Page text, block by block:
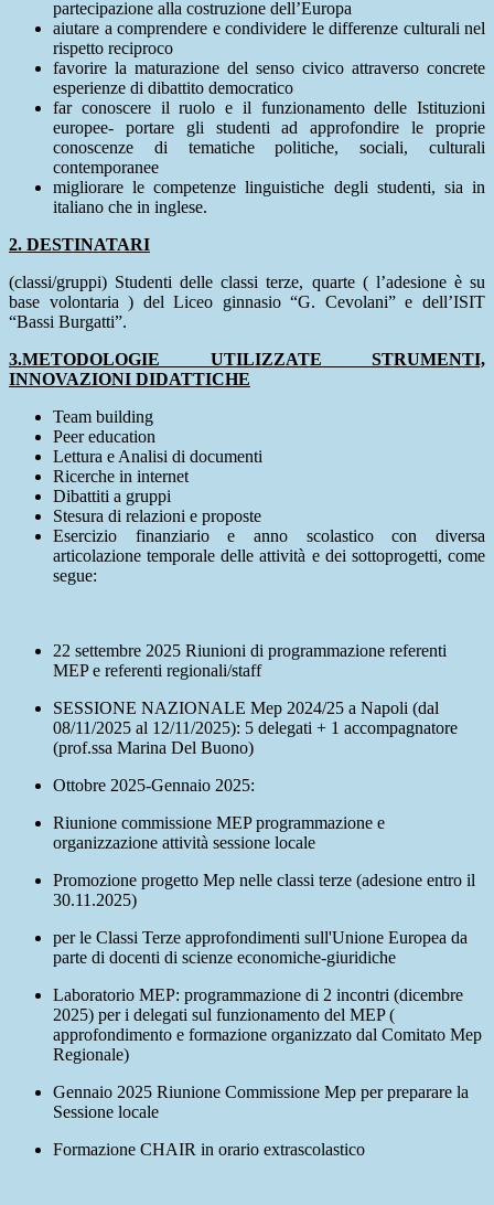
partecipazione alla costruzione dell’Europa
aiutare a comprendere e condividere le differenze culturali nel
rispetto reciproco
favorire la maturazione del senso civico attraverso concrete
esperienze di dibattito democratico
far conoscere il ruolo e il funzionamento delle Istituzioni
europee- portare gli studenti ad approfondire le proprie
conoscenze di tematiche politiche, sociali, culturali
contemporanee
migliorare le competenze linguistiche degli studenti, sia in
italiano che in inglese.
2. DESTINATARI
(classi/gruppi) Studenti delle classi terze, quarte ( l’adesione è su
base volontaria ) del Liceo ginnasio “G. Cevolani” e dell’ISIT
“Bassi Burgatti”.
3.METODOLOGIE UTILIZZATE STRUMENTI,
INNOVAZIONI DIDATTICHE
Team building
Peer education
Lettura e Analisi di documenti
Ricerche in internet
Dibattiti a gruppi
Stesura di relazioni e proposte
Esercizio finanziario e anno scolastico con diversa
articolazione temporale delle attività e dei sottoprogetti, come
segue:
22 settembre 2025 Riunioni di programmazione referenti
MEP e referenti regionali/staff
SESSIONE NAZIONALE Mep 2024/25 a Napoli (dal
08/11/2025 al 12/11/2025): 5 delegati + 1 accompagnatore
(prof.ssa Marina Del Buono)
Ottobre 2025-Gennaio 2025:
Riunione commissione MEP programmazione e
organizzazione attività sessione locale
Promozione progetto Mep nelle classi terze (adesione entro il
30.11.2025)
per le Classi Terze approfondimenti sull'Unione Europea da
parte di docenti di scienze economiche-giuridiche
Laboratorio MEP: programmazione di 2 incontri (dicembre
2025) per i delegati sul funzionamento del MEP (
approfondimento e formazione organizzato dal Comitato Mep
Regionale)
Gennaio 2025 Riunione Commissione Mep per preparare la
Sessione locale
Formazione CHAIR in orario extrascolastico